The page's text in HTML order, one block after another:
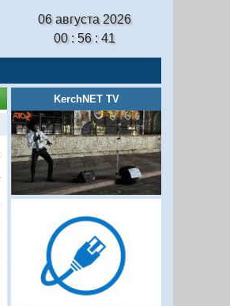
06 августа 2026
00 : 56 : 42
KerchNET TV